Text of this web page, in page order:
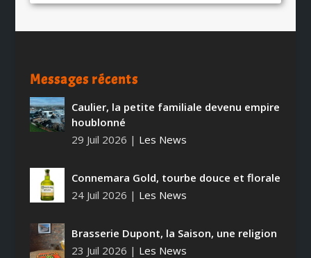
Messages récents
Caulier, la petite familiale devenu empire
houblonné
29 Juil 2026 | Les News
Connemara Gold, tourbe douce et florale
24 Juil 2026 | Les News
Brasserie Dupont, la Saison, une religion
23 Juil 2026 | Les News